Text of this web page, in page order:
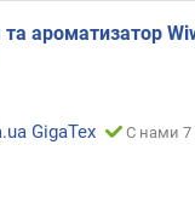
ароматизатор
GigaТех С нами 7